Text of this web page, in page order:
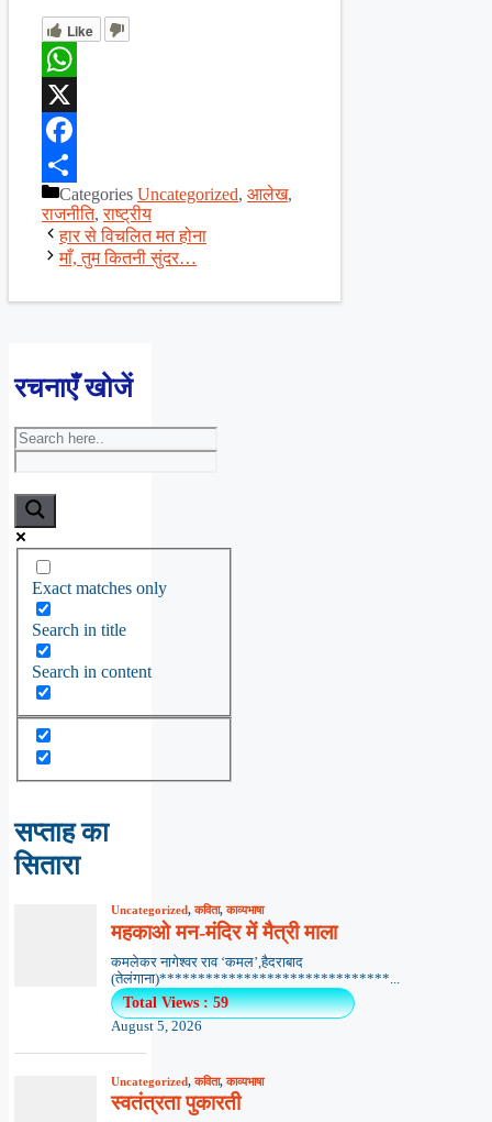
Like
WhatsApp
X
Facebook
ShareCategories Uncategorized, आलेख,
राजनीति,राष्ट्रीय
हार से विचलित मत होना
माँ, तुम कितनी सुंदर…
रचनाएँ खोजें
Exact matches only
Search in title
Search in content
सप्ताह का
सितारा
Uncategorized,कविता,काव्यभाषा
महकाओ मन-मंदिर में मैत्री माला
कमलेकर नागेश्वर राव ‘कमल’,हैदराबाद
(तेलंगाना)******************************...
Total Views : 59
August 5, 2026
Uncategorized,कविता,काव्यभाषा
स्वतंत्रता पुकारती